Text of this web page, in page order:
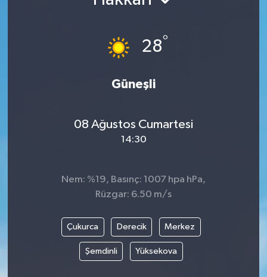
28°
Güneşli
08 Ağustos Cumartesi
14:30
Nem: %19, Basınç: 1007 hpa hPa,
Rüzgar: 6.50 m/s
Çukurca Derecik Merkez
Şemdinli Yüksekova
Sağlık
Son Dakika